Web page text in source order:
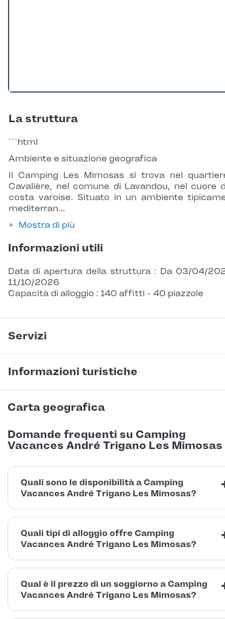
La struttura
```html
Ambiente e situazione geografica
Il Camping Les Mimosas si trova nel
Cavalière, nel comune di Lavandou, nel cuore
costa varoise. Situato in un ambiente
mediterran…
Mostra di più
Informazioni utili
Data di apertura della struttura : Da 03/04/
11/10/2026
Capacità di alloggio : 140 affitti - 40 piazzole
Servizi
Informazioni turistiche
Carta geografica
Domande frequenti su Camping
Vacances André Trigano Les Mimosas
Quali sono le disponibilità a Camping
Vacances André Trigano Les Mimosas?
Quali tipi di alloggio offre Camping
Vacances André Trigano Les Mimosas?
Qual è il prezzo di un soggiorno a Camping
Vacances André Trigano Les Mimosas?